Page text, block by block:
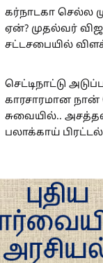
கர்நாடகா செல்ல
ஏன்? முதல்வர்
சட்டசபையில்
செட்டிநாட்டு
காரசாரமான
சுவையில்..
பலாக்காய்